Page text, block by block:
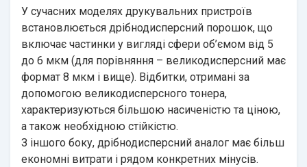
У сучасних моделях друкувальних пристроїв
встановлюється дрібнодисперсний порошок, що
включає частинки у вигляді сфери об’ємом від 5
до 6 мкм (для порівняння – великодисперсний має
формат 8 мкм і вище). Відбитки, отримані за
допомогою великодисперсного тонера,
характеризуються більшою насиченістю та ціною,
а також необхідною стійкістю.
З іншого боку, дрібнодисперсний аналог має більш
економні витрати і рядом конкретних мінусів.